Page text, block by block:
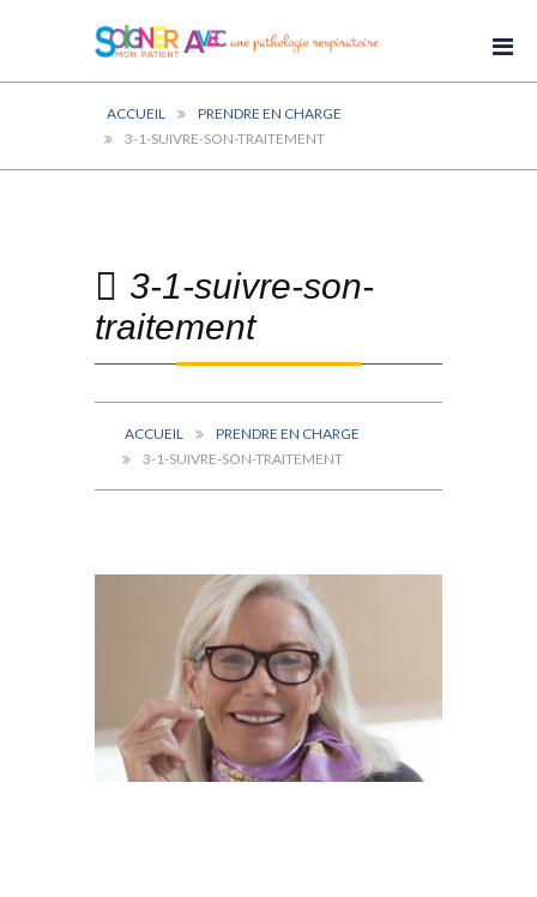
ACCUEIL
PRENDRE EN CHARGE
3-1-SUIVRE-SON-TRAITEMENT
3-1-suivre-son-
traitement
ACCUEIL
PRENDRE EN CHARGE
3-1-SUIVRE-SON-TRAITEMENT